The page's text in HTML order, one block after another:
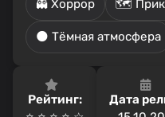
👻 Хоррор 🗺️
🌑 Тёмная атмосфера
Рейтинг:
Дата